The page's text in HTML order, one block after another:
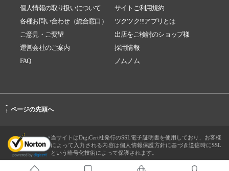
個人情報の取り扱いについて
サイトご利用規約
各種お問い合わせ（総合窓口）
ツクツク!!!アプリとは
ご意見・ご要望
出店をご検討のショップ様
運営会社のご案内
採用情報
FAQ
ノムノム
-
↑ ページの先頭へ
当サイトはDigiCert社発行のSSL電子証明書を使用しており、お客様
によって入力される内容は個人情報保護方針に基づき送信時にSSL
という暗号化技術によって保護されます。